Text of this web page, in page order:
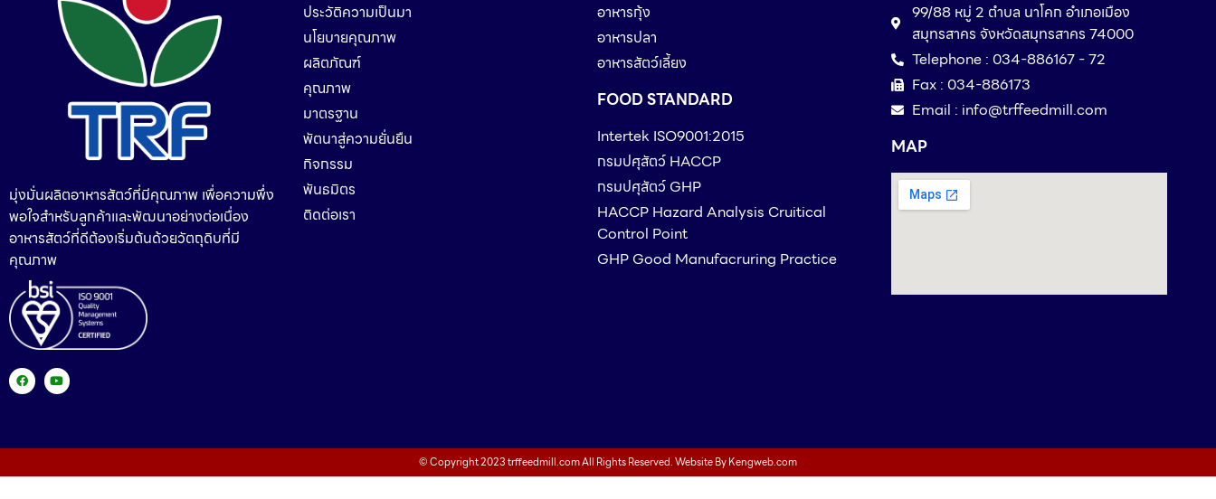
มุ่งมั่นผลิตอาหารสัตว์ที่มีคุณภาพ เพื่อความพึ่ง
พอใจสำหรับลูกค้าและพัฒนาอย่างต่อเนื่อง
อาหารสัตว์ที่ดีต้องเริ่มต้นด้วยวัตถุดิบที่มี
คุณภาพ
ประวัติความเป็นมา
นโยบายคุณภาพ
ผลิตภัณฑ์
คุณภาพ
มาตรฐาน
พัตนาสู่ความยั่นยืน
กิจกรรม
พันธมิตร
ติดต่อเรา
อาหารกุ้ง
อาหารปลา
อาหารสัตว์เลี้ยง
FOOD STANDARD
Intertek ISO9001:2015
กรมปศุสัตว์ HACCP
กรมปศุสัตว์ GHP
HACCP Hazard Analysis Cruitical
Control Point
GHP Good Manufacruring Practice
99/88 หมู่ 2 ตำบล นาโคก อำเภอเมือง
สมุทรสาคร จังหวัดสมุทรสาคร 74000
Telephone : 034-886167 - 72
Fax : 034-886173
Email : info@trffeedmill.com
MAP
© Copyright 2023 trffeedmill.com All Rights Reserved. Website ByKengweb.com